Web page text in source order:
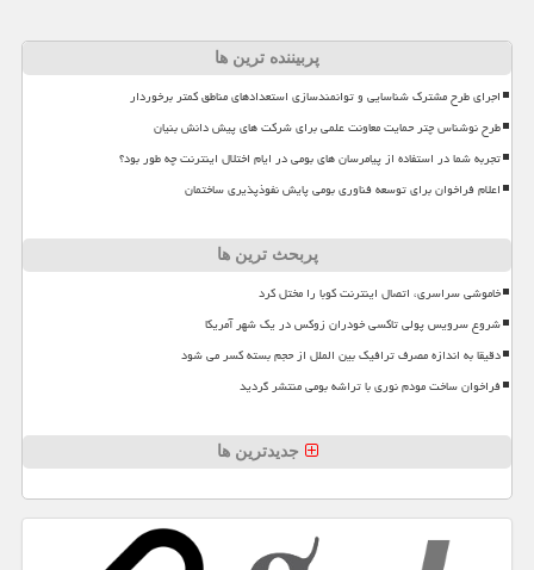
پربیننده ترین ها
اجرای طرح مشترک شناسایی و توانمندسازی استعدادهای مناطق کمتر برخوردار
طرح نوشناس چتر حمایت معاونت علمی برای شرکت های پیش دانش بنیان
تجربه شما در استفاده از پیامرسان های بومی در ایام اختلال اینترنت چه طور بود؟
اعلام فراخوان برای توسعه فناوری بومی پایش نفوذپذیری ساختمان
پربحث ترین ها
خاموشی سراسری، اتصال اینترنت کوبا را مختل کرد
شروع سرویس پولی تاکسی خودران زوکس در یک شهر آمریکا
دقیقا به اندازه مصرف ترافیک بین الملل از حجم بسته کسر می شود
فراخوان ساخت مودم نوری با تراشه بومی منتشر گردید
جدیدترین ها